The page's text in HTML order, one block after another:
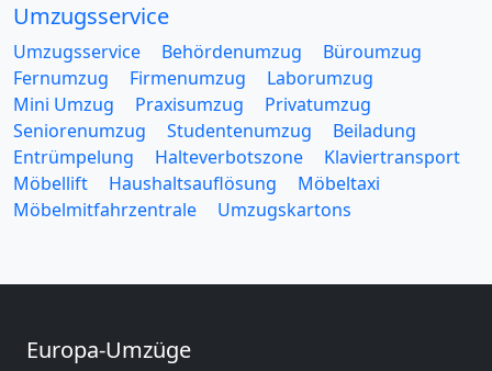
Umzugsservice
Umzugsservice Behördenumzug
Büroumzug
Fernumzug
Firmenumzug
Laborumzug
Mini Umzug
Praxisumzug
Privatumzug
Seniorenumzug
Studentenumzug
Beiladung
Entrümpelung
Halteverbotszone
Klaviertransport
Möbellift
Haushaltsauflösung
Möbeltaxi
Möbelmitfahrzentrale
Umzugskartons
Europa-Umzüge